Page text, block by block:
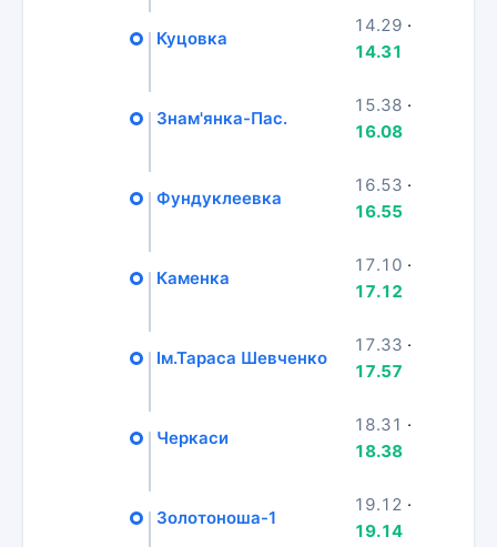
Куцовка
14.29 ·
14.31
Знам'янка-Пас.
15.38 ·
16.08
Фундуклеевка
16.53 ·
16.55
Каменка
17.10 ·
17.12
Ім.Тараса Шевченко
17.33 ·
17.57
Черкаси
18.31 ·
18.38
Золотоноша-1
19.12 ·
19.14